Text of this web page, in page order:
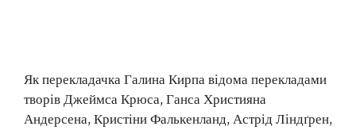
Як перекладачка Галина Кирпа відома перекладами
творів Джеймса Крюса, Ганса Християна
Андерсена, Кристіни Фалькенланд, Астрід Ліндґрен,